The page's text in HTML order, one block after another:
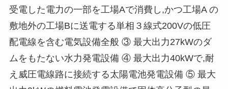
受電した電力の一部を工場Aで消費し,かつ工場A の
敷地外の工場Bに送電する単相３線式200Vの低圧
配電線を含む電気設備全般 ③ 最大出力27kWのダ
ムをもたない水力発電設備 ④ 最大出力40kWで,耐
え威圧電線路に接続する太陽電池発電設備 ⑤ 最大